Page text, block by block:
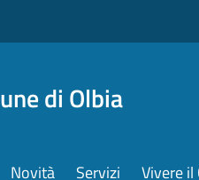
di Olbia
Novità Servizi Vivere